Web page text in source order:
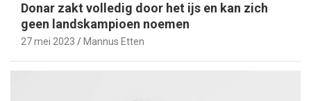
Donar zakt volledig door het ijs en kan zich
geen landskampioen noemen
27 mei 2023 Mannus Etten